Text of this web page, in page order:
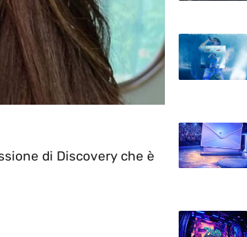
di Discovery che è